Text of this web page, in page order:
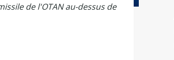
de l'OTAN au-dessus de